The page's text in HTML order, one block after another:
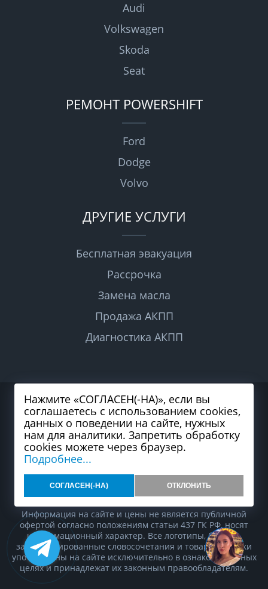
Audi
Volkswagen
Skoda
Seat
РЕМОНТ POWERSHIFT
Ford
Dodge
Volvo
ДРУГИЕ УСЛУГИ
Бесплатная эвакуация
Рассрочка
Замена масла
Продажа АКПП
Диагностика АКПП
2026 © Все права защищены
Политика конфиденциальности
Согласие на обработку персональных данных
Карта сайта
Разработка и продвижение сайта студия99web
Информация на сайте и цены не является публичной
офертой согласно положениям статьи 437 ГК РФ, носят
информационный характер. Все логотипы, бренды,
зарегистрированные словосочетания и товарные знаки
употреблены на сайте исключительно в ознакомительных
целях и принадлежат их законным правообладателям.
Нажмите «СОГЛАСЕН(-НА)», если вы
соглашаетесь с использованием cookies,
данных о поведении на сайте, нужных
нам для аналитики. Запретить обработку
cookies можете через браузер.
Подробнее...
СОГЛАСЕН(-НА) ОТКЛОНИТЬ